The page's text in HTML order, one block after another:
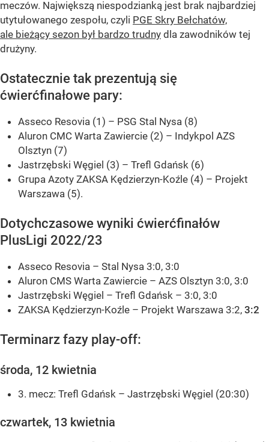
meczów. Największą niespodzianką jest brak najbardziej
utytułowanego zespołu, czyli PGE Skry Bełchatów,
ale bieżący sezon był bardzo trudny dla zawodników tej
drużyny.
Ostatecznie tak prezentują się
ćwierćfinałowe pary:
Asseco Resovia (1) – PSG Stal Nysa (8)
Aluron CMC Warta Zawiercie (2) – Indykpol AZS
Olsztyn (7)
Jastrzębski Węgiel (3) – Trefl Gdańsk (6)
Grupa Azoty ZAKSA Kędzierzyn-Koźle (4) – Projekt
Warszawa (5).
Dotychczasowe wyniki ćwierćfinałów
PlusLigi 2022/23
Asseco Resovia – Stal Nysa 3:0, 3:0
Aluron CMS Warta Zawiercie – AZS Olsztyn 3:0, 3:0
Jastrzębski Węgiel – Trefl Gdańsk – 3:0, 3:0
ZAKSA Kędzierzyn-Koźle – Projekt Warszawa 3:2, 3:2
Terminarz fazy play-off:
środa, 12 kwietnia
3. mecz: Trefl Gdańsk – Jastrzębski Węgiel (20:30)
czwartek, 13 kwietnia